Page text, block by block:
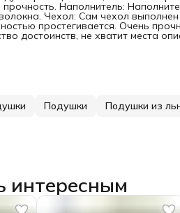
прочность. Наполнитель:
Чехол: Сам чехол
простегивается. Очень
достоинств, не хватит места
Подушки Подушки из
интересным